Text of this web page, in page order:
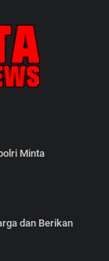
Minta
dan Berikan